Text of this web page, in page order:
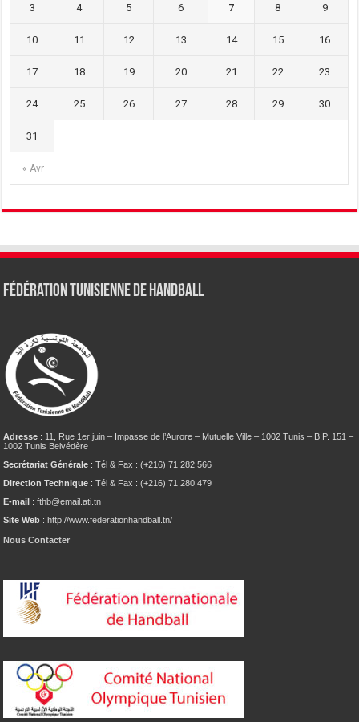
« Avr
3 4 5 6 7 8 9
10 11 12 13 14 15 16
17 18 19 20 21 22 23
24 25 26 27 28 29 30
31
Fédération tunisienne de Handball
Adresse : 11, Rue 1er juin – Impasse de l’Aurore – Mutuelle Ville – 1002 Tunis – B.P. 151 –
1002 Tunis Belvédère
Secrétariat Générale : Tél & Fax : (+216) 71 282 566
Direction Technique : Tél & Fax : (+216) 71 280 479
E-mail : fthb@email.ati.tn
Site Web : http://www.federationhandball.tn/
Nous Contacter